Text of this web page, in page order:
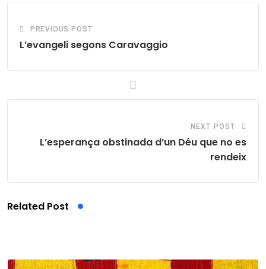
PREVIOUS POST
L’evangeli segons Caravaggio
NEXT POST
L’esperança obstinada d’un Déu que no es
rendeix
Related Post